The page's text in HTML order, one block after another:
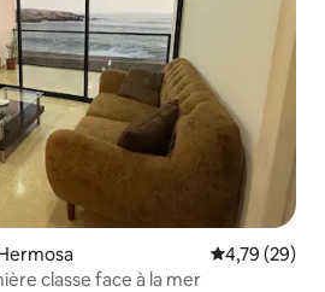
Évaluation
4,79 (29)
classe face à la mer